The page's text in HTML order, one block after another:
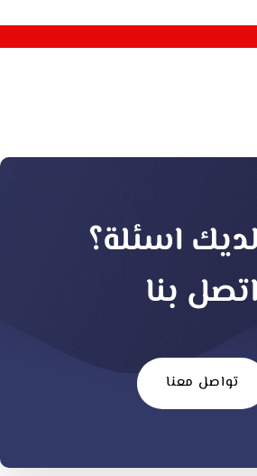
اسئلة؟
اتصل بنا
تواصل معنا